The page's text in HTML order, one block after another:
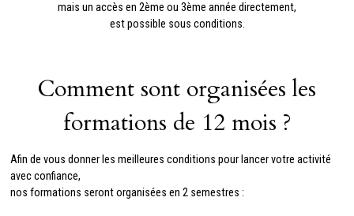
mais un accès en 2ème ou 3ème année directement,
est possible sous conditions.
Comment sont organisées les
formations de 12 mois ?
Afin de vous donner les meilleures conditions pour lancer votre activité
avec confiance,
nos formations seront organisées en 2 semestres :